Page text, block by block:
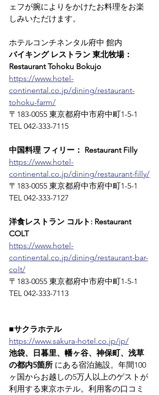
ェフが腕によりをかけたお料理をお楽
しみいただけます。
ホテルコンチネンタル府中 館内
バイキング レストラン 東北牧場：
Restaurant Tohoku Bokujo
https://www.hotel-
continental.co.jp/dining/restaurant-
tohoku-farm/
〒183-0055 東京都府中市府中町1-5-1
TEL 042-333-7115
中国料理 フィリー： Restaurant Filly
https://www.hotel-
continental.co.jp/dining/restaurant-filly/
〒183-0055 東京都府中市府中町1-5-1
TEL 042-333-7127
洋食レストラン コルト: Restaurant
COLT
https://www.hotel-
continental.co.jp/dining/restaurant-bar-
colt/
〒183-0055 東京都府中市府中町1-5-1
TEL 042-333-7113
■サクラホテル
https://www.sakura-hotel.co.jp/jp/
池袋、日暮里、幡ヶ谷、神保町、浅草
の都内5箇所 にある宿泊施設。年間100
ヶ国からお越しの5万人以上のゲストが
利用する東京ホテル。利用客の口コミ